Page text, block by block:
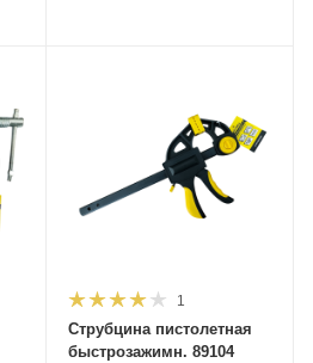
1
Струбцина пистолетная
быстрозажимн. 89104